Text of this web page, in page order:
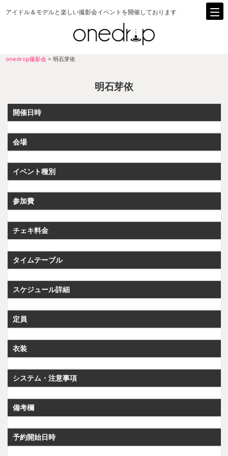
アイドル＆モデルと楽しい撮影会イベントを開催しております
onedrop撮影会 >明石芽依
明石芽依
開催日時
会場
イベント種別
参加費
チェキ料金
タイムテーブル
スケジュール詳細
定員
衣装
システム・注意事項
備考欄
予約開始日時